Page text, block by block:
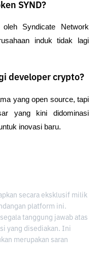
SYND?
Syndicate Network
induk tidak lagi
developer crypto?
yang open source, tapi
yang kini didominasi
inovasi baru.
secara eksklusif milik
platform ini.
tanggung jawab atas
yang disediakan. Ini
merupakan saran